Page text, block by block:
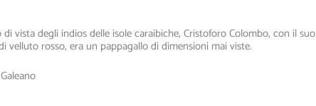
vista degli indios delle isole caraibiche, Cristoforo Colombo, con il
velluto rosso, era un pappagallo di dimensioni mai viste.